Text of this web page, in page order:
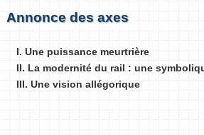
Annonce des axes
I. Une puissance meurtrière
II. La modernité du rail : une
III. Une vision allégorique